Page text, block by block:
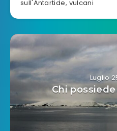
sull'Antartide, vulcani
Luglio
Chi